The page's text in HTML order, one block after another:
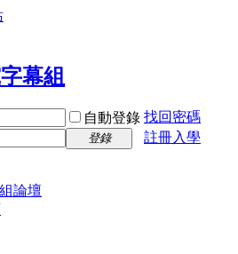
自動登錄 找回密碼
登錄
註冊入學
論壇